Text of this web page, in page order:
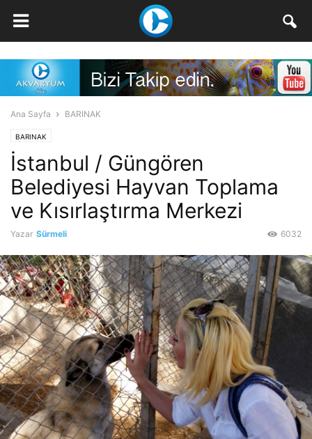
Ana Sayfa BARINAK
BARINAK
İstanbul / Güngören
Belediyesi Hayvan Toplama
ve Kısırlaştırma Merkezi
Yazar Sürmeli 6032